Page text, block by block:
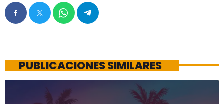
PUBLICACIONES SIMILARES